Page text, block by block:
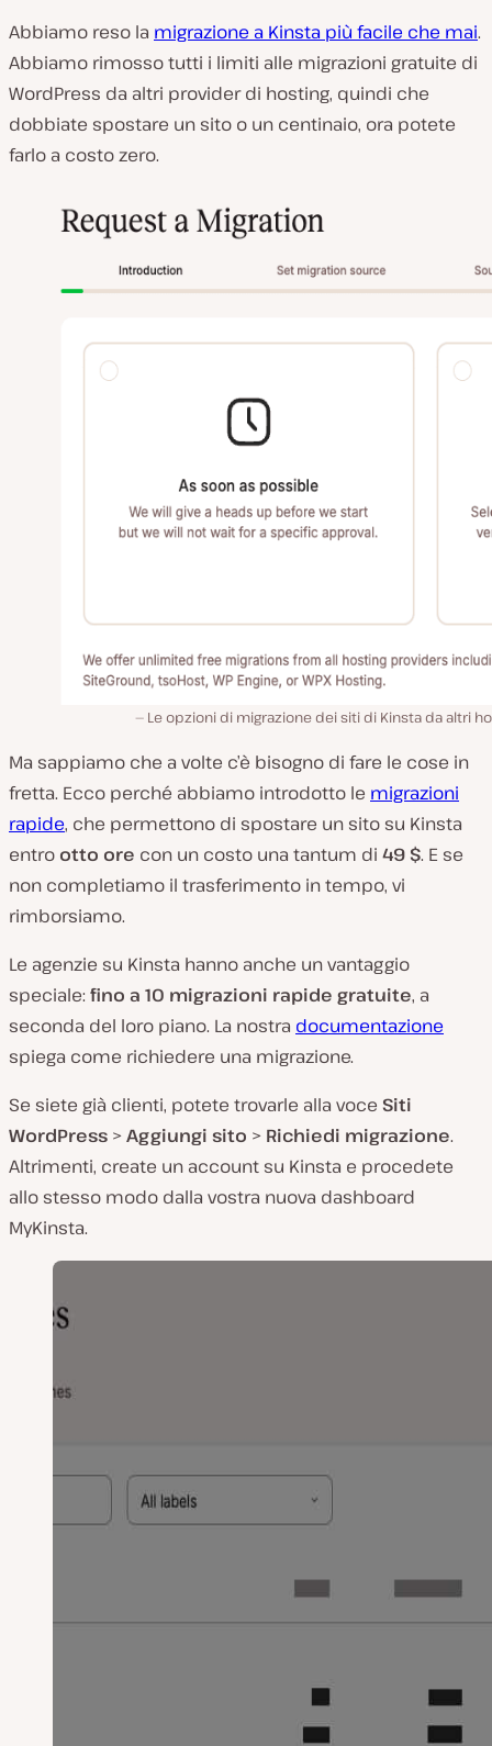
Abbiamo reso la migrazione a Kinsta più facile che mai.
Abbiamo rimosso tutti i limiti alle migrazioni gratuite di
WordPress da altri provider di hosting, quindi che
dobbiate spostare un sito o un centinaio, ora potete
farlo a costo zero.
Le opzioni di migrazione dei siti di Kinsta da altri
Ma sappiamo che a volte c’è bisogno di fare le cose in
fretta. Ecco perché abbiamo introdotto le migrazioni
rapide, che permettono di spostare un sito su Kinsta
entro otto ore con un costo una tantum di 49 $. E se
non completiamo il trasferimento in tempo, vi
rimborsiamo.
Le agenzie su Kinsta hanno anche un vantaggio
speciale: fino a 10 migrazioni rapide gratuite, a
seconda del loro piano. La nostra documentazione
spiega come richiedere una migrazione.
Se siete già clienti, potete trovarle alla voce Siti
WordPress >Aggiungi sito > Richiedi migrazione.
Altrimenti, create un account su Kinsta e procedete
allo stesso modo dalla vostra nuova dashboard
MyKinsta.